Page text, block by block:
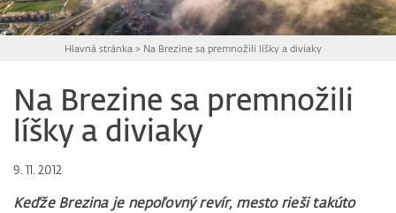
Hlavná stránka > Na Brezine sa premnožili líšky a diviaky
Na Brezine sa premnožili
líšky a diviaky
9. 11. 2012
Keďže Brezina je nepoľovný revír, mesto rieši takúto